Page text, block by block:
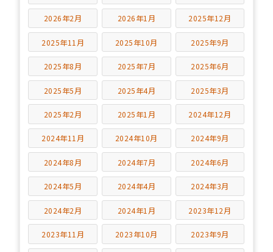
2026年2月 2026年1月 2025年12月
2025年11月 2025年10月 2025年9月
2025年8月 2025年7月 2025年6月
2025年5月 2025年4月 2025年3月
2025年2月 2025年1月 2024年12月
2024年11月 2024年10月 2024年9月
2024年8月 2024年7月 2024年6月
2024年5月 2024年4月 2024年3月
2024年2月 2024年1月 2023年12月
2023年11月 2023年10月 2023年9月